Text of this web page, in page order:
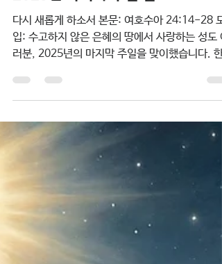
2025년 마지막 주일 설교
다시 새롭게 하소서 본문: 여호수아 24:14-28 도
입: 수고하지 않은 은혜의 땅에서 사랑하는 성도 여
러분, 2025년의 마지막 주일을 맞이했습니다. 한
해의 마침표를 찍는 이 시간, 우리는 여호수아 21
45절의 고백으로 시작하고자 합니다. "여호와께서
이스라엘 족속에게 말씀하신 선한 말씀이 하나도